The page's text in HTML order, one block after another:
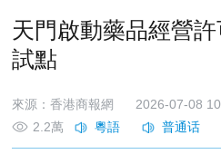
天門啟動藥品經營
試點
來源：香港商報網
2026-07-08
2.2萬